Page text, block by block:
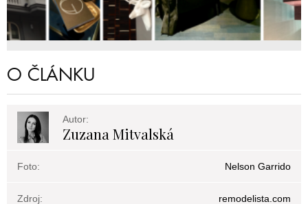
O ČLÁNKU
Autor:
Zuzana Mitvalská
Foto: Nelson Garrido
Zdroj: remodelista.com